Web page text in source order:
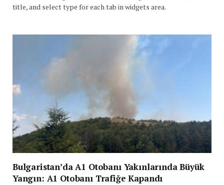
title, and select type for each tab in widgets area.
Bulgaristan’da A1 Otobanı Yakınlarında Büyük
Yangın: A1 Otobanı Trafiğe Kapandı